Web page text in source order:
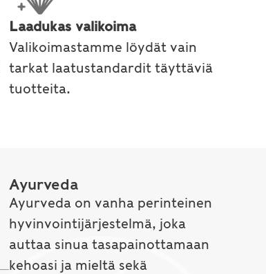
Laadukas valikoima
Valikoimastamme löydät vain
tarkat laatustandardit täyttäviä
tuotteita.
Ayurveda
Ayurveda on vanha perinteinen
hyvinvointijärjestelmä, joka
auttaa sinua tasapainottamaan
kehoasi ja mieltä sekä